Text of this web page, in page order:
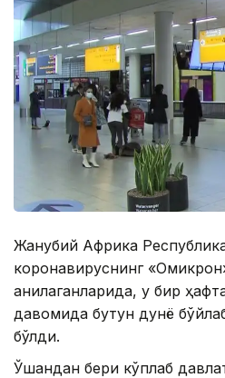
Жанубий Aфрика
коронавируснинг
аниқлаганларида, у бир
давомида бутун дунё
бўлди.
Ўшандан бери кўплаб